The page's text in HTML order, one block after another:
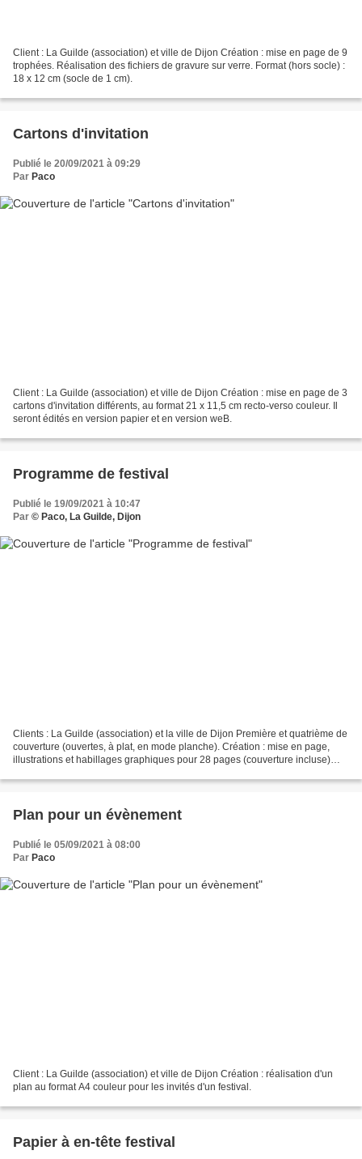
Client : La Guilde (association) et ville de Dijon Création : mise en page de 9
trophées. Réalisation des fichiers de gravure sur verre. Format (hors socle) :
18 x 12 cm (socle de 1 cm).
Cartons d'invitation
Publié le 20/09/2021 à 09:29
Par Paco
Client : La Guilde (association) et ville de Dijon Création : mise en page de 3
cartons d'invitation différents, au format 21 x 11,5 cm recto-verso couleur. Il
seront édités en version papier et en version weB.
Programme de festival
Publié le 19/09/2021 à 10:47
Par © Paco, La Guilde, Dijon
Clients : La Guilde (association) et la ville de Dijon Première et quatrième de
couverture (ouvertes, à plat, en mode planche). Création : mise en page,
illustrations et habillages graphiques pour 28 pages (couverture incluse)
Plan pour un évènement
Publié le 05/09/2021 à 08:00
Par Paco
Client : La Guilde (association) et ville de Dijon Création : réalisation d'un
plan au format A4 couleur pour les invités d'un festival.
Papier à en-tête festival